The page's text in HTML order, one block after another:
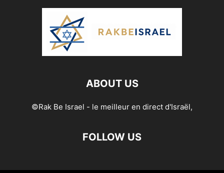
ABOUT US
©Rak Be Israel - le meilleur en direct d'Israël,
FOLLOW US